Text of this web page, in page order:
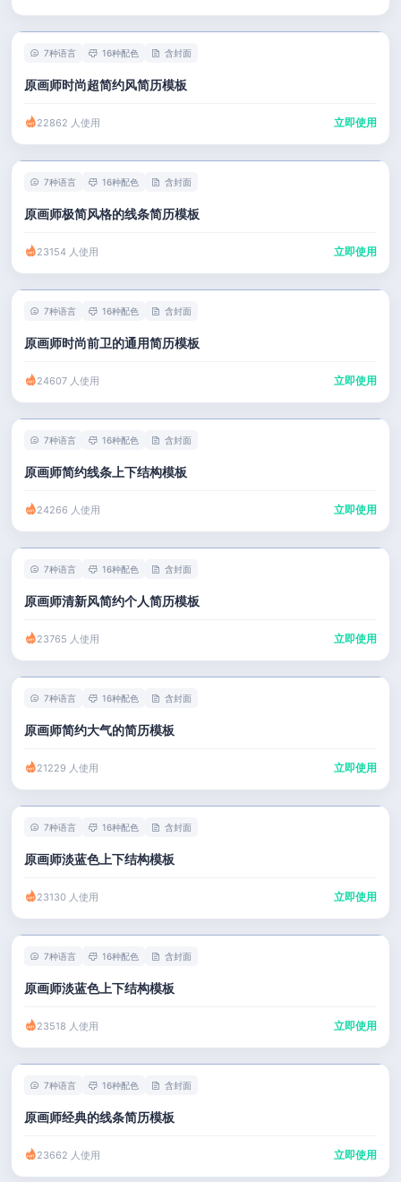
7种语言 16种配色 含封面
原画师时尚超简约风简历模板
22862 人使用 立即使用
7种语言 16种配色 含封面
原画师极简风格的线条简历模板
23154 人使用 立即使用
7种语言 16种配色 含封面
原画师时尚前卫的通用简历模板
24607 人使用 立即使用
7种语言 16种配色 含封面
原画师简约线条上下结构模板
24266 人使用 立即使用
7种语言 16种配色 含封面
原画师清新风简约个人简历模板
23765 人使用 立即使用
7种语言 16种配色 含封面
原画师简约大气的简历模板
21229 人使用 立即使用
7种语言 16种配色 含封面
原画师淡蓝色上下结构模板
23130 人使用 立即使用
7种语言 16种配色 含封面
原画师淡蓝色上下结构模板
23518 人使用 立即使用
7种语言 16种配色 含封面
原画师经典的线条简历模板
23662 人使用 立即使用